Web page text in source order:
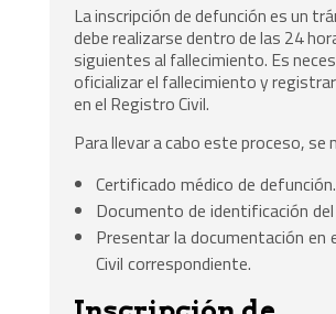
La inscripción de defunción es un
debe realizarse dentro de las 24
siguientes al fallecimiento. Es
oficializar el fallecimiento y
en el Registro Civil.
Para llevar a cabo este proceso, se
Certificado médico de defunción.
Documento de identificación
Presentar la documentación en
Civil correspondiente.